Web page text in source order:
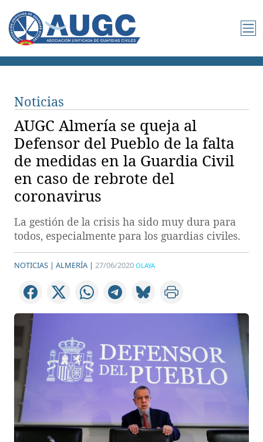
Noticias
AUGC Almería se queja al
Defensor del Pueblo de la falta
de medidas en la Guardia Civil
en caso de rebrote del
coronavirus
La gestión de la crisis ha sido muy dura para
todos, especialmente para los guardias civiles.
NOTICIAS | ALMERÍA | 27/06/2020 OLAYA